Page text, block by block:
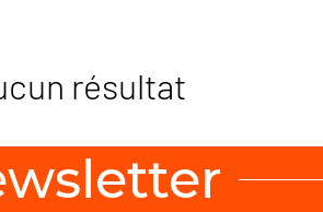
résultat